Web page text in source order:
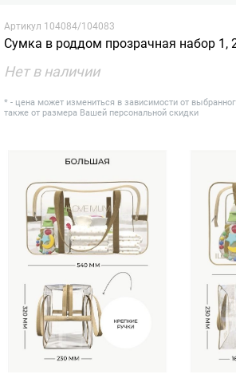
Артикул 104084/104083
Сумка в роддом прозрачная набор 1,
Нет в наличии
* - цена может измениться в зависимости от
также от размера Вашей персональной скидки